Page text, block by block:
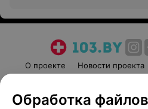
О проекте Новости проекта
Пользовательское
Обработка